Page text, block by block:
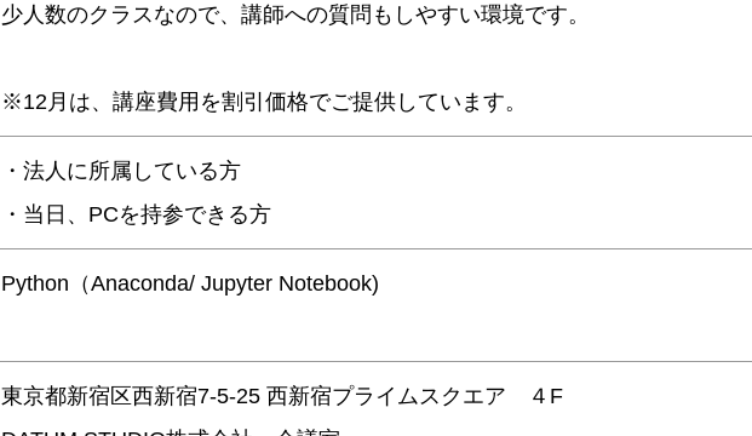
少人数のクラスなので、講師への質問もしやすい環境です。
※12月は、講座費用を割引価格でご提供しています。
・法人に所属している方
・当日、PCを持参できる方
Python（Anaconda/ Jupyter Notebook)
東京都新宿区西新宿7-5-25 西新宿プライムスクエア ４F